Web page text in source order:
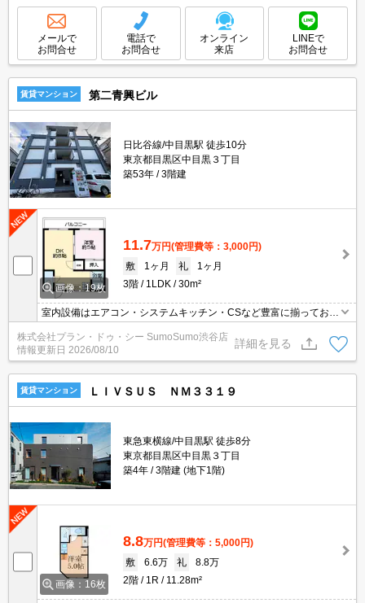
数。水道料金月4,000円。初期費用キャッシュレス決済可(条件あり)。バ
ス・トイレ別。引越指定業者あり。
メールで
お問合せ
電話で
お問合せ
オンライン
来店
LINEで
お問合せ
賃貸マンション 第二青興ビル
日比谷線/中目黒駅 徒歩10分
東京都目黒区中目黒３丁目
築53年
3階建
画像：19枚
11.7万円(管理費等：3,000円)
敷
1ヶ月 礼
1ヶ月
3階
1LDK 30m²
室内設備はエアコン・システムキッチン・CSなど豊富に揃ってお
り、過ごしやすいお部屋になっております。魅力も多い賃貸物件は
いかがでしょうか。こちらの物件は閑静な住宅地にあります。お部
屋選びには欠かせない内覧も、空き部屋であればスムーズです。自
転車を停めることが可能な物件です。クローゼット付きの物件で
す。
株式会社プラン・ドゥ・シー SumoSumo渋谷店
情報更新日 2026/08/10
詳細を見る
賃貸マンション ＬＩＶＳＵＳ ＮＭ３３１９
東急東横線/中目黒駅 徒歩8分
東京都目黒区中目黒３丁目
築4年
3階建 (地下1階)
画像：16枚
8.8万円(管理費等：5,000円)
敷
6.6万 礼
8.8万
2階
1R 11.28m²